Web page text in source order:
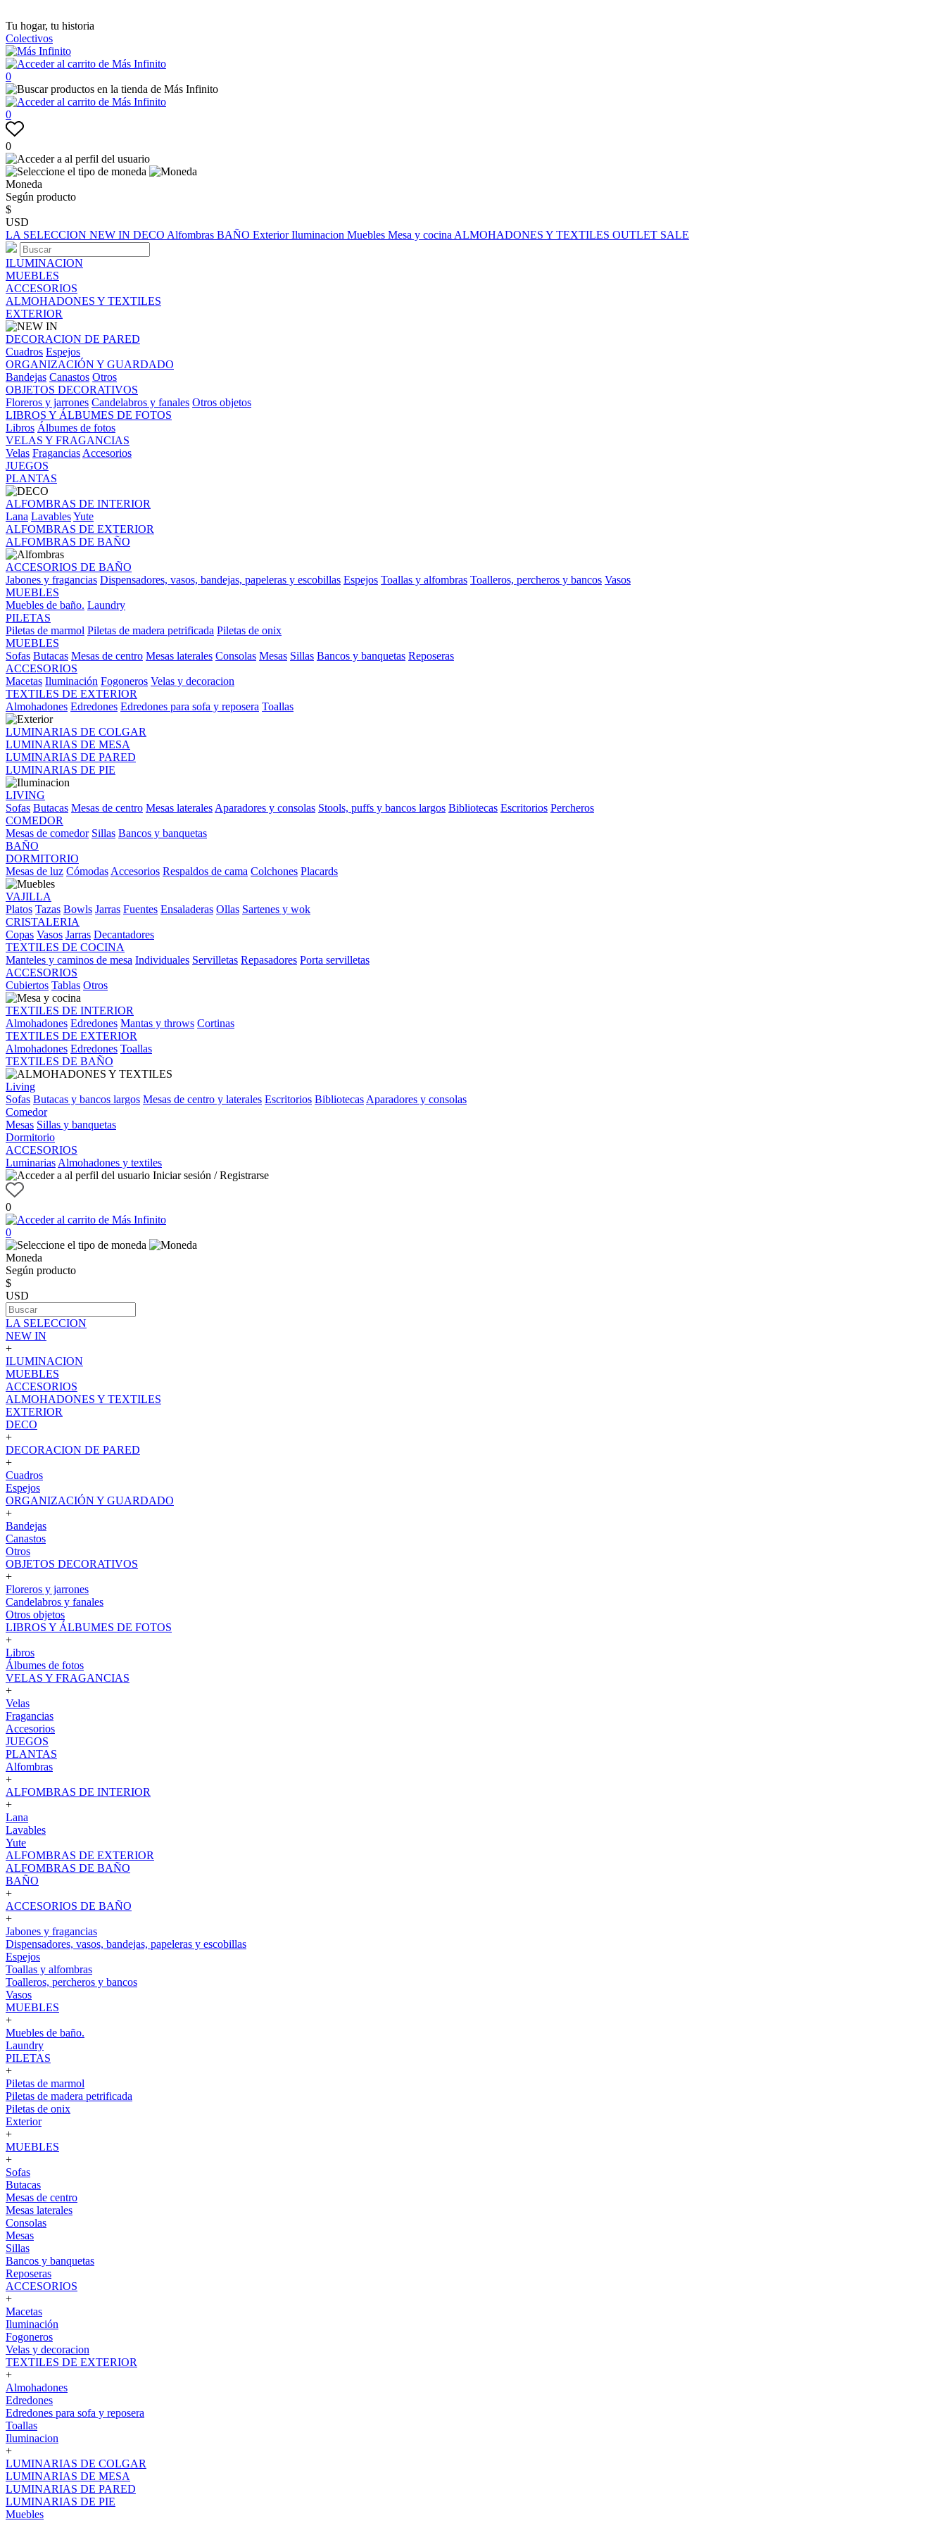
Tu hogar, tu historia
Colectivos
0
0
0
Moneda
Según producto
$
USD
LA SELECCION NEW IN DECO Alfombras BAÑO ExteriorIluminacion Muebles Mesa y cocina ALMOHADONES Y TEXTILES OUTLET SALE
ILUMINACION
MUEBLES
ACCESORIOS
ALMOHADONES Y TEXTILES
EXTERIOR
DECORACION DE PARED
Cuadros Espejos
ORGANIZACIÓN Y GUARDADO
Bandejas Canastos Otros
OBJETOS DECORATIVOS
Floreros y jarrones Candelabros y fanales Otros objetos
LIBROS Y ÁLBUMES DE FOTOS
Libros Álbumes de fotos
VELAS Y FRAGANCIAS
Velas Fragancias Accesorios
JUEGOS
PLANTAS
ALFOMBRAS DE INTERIOR
Lana LavablesYute
ALFOMBRAS DE EXTERIOR
ALFOMBRAS DE BAÑO
ACCESORIOS DE BAÑO
Jabones y fragancias Dispensadores, vasos, bandejas, papeleras y escobillas Espejos Toallas y alfombras Toalleros, percheros y bancos Vasos
MUEBLES
Muebles de baño. Laundry
PILETAS
Piletas de marmol Piletas de madera petrificada Piletas de onix
MUEBLES
Sofas Butacas Mesas de centro Mesas laterales Consolas Mesas Sillas Bancos y banquetas Reposeras
ACCESORIOS
Macetas Iluminación Fogoneros Velas y decoracion
TEXTILES DE EXTERIOR
Almohadones Edredones Edredones para sofa y reposera Toallas
LUMINARIAS DE COLGAR
LUMINARIAS DE MESA
LUMINARIAS DE PARED
LUMINARIAS DE PIE
LIVING
Sofas Butacas Mesas de centro Mesas laterales Aparadores y consolas Stools, puffs y bancos largos Bibliotecas Escritorios Percheros
COMEDOR
Mesas de comedor Sillas Bancos y banquetas
BAÑO
DORMITORIO
Mesas de luz Cómodas Accesorios Respaldos de cama Colchones Placards
VAJILLA
Platos Tazas Bowls Jarras Fuentes Ensaladeras Ollas Sartenes y wok
CRISTALERIA
Copas Vasos Jarras Decantadores
TEXTILES DE COCINA
Manteles y caminos de mesa Individuales Servilletas Repasadores Porta servilletas
ACCESORIOS
Cubiertos Tablas Otros
TEXTILES DE INTERIOR
Almohadones Edredones Mantas y throws Cortinas
TEXTILES DE EXTERIOR
Almohadones Edredones Toallas
TEXTILES DE BAÑO
Living
Sofas Butacas y bancos largos Mesas de centro y laterales Escritorios Bibliotecas Aparadores y consolas
Comedor
Mesas Sillas y banquetas
Dormitorio
ACCESORIOS
Luminarias Almohadones y textiles
Iniciar sesión / Registrarse
0
0
Moneda
Según producto
$
USD
LA SELECCION
NEW IN
+
ILUMINACION
MUEBLES
ACCESORIOS
ALMOHADONES Y TEXTILES
EXTERIOR
DECO
+
DECORACION DE PARED
+
Cuadros
Espejos
ORGANIZACIÓN Y GUARDADO
+
Bandejas
Canastos
Otros
OBJETOS DECORATIVOS
+
Floreros y jarrones
Candelabros y fanales
Otros objetos
LIBROS Y ÁLBUMES DE FOTOS
+
Libros
Álbumes de fotos
VELAS Y FRAGANCIAS
+
Velas
Fragancias
Accesorios
JUEGOS
PLANTAS
Alfombras
+
ALFOMBRAS DE INTERIOR
+
Lana
Lavables
Yute
ALFOMBRAS DE EXTERIOR
ALFOMBRAS DE BAÑO
BAÑO
+
ACCESORIOS DE BAÑO
+
Jabones y fragancias
Dispensadores, vasos, bandejas, papeleras y escobillas
Espejos
Toallas y alfombras
Toalleros, percheros y bancos
Vasos
MUEBLES
+
Muebles de baño.
Laundry
PILETAS
+
Piletas de marmol
Piletas de madera petrificada
Piletas de onix
Exterior
+
MUEBLES
+
Sofas
Butacas
Mesas de centro
Mesas laterales
Consolas
Mesas
Sillas
Bancos y banquetas
Reposeras
ACCESORIOS
+
Macetas
Iluminación
Fogoneros
Velas y decoracion
TEXTILES DE EXTERIOR
+
Almohadones
Edredones
Edredones para sofa y reposera
Toallas
Iluminacion
+
LUMINARIAS DE COLGAR
LUMINARIAS DE MESA
LUMINARIAS DE PARED
LUMINARIAS DE PIE
Muebles